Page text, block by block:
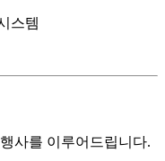
스템
사를 이루어드립니다.